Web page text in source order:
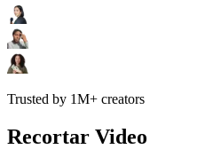
Trusted by 1M+ creators
Recortar Video